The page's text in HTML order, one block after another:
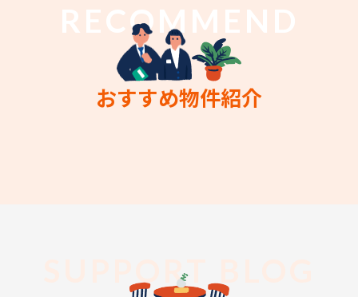
RECOMMEND
おすすめ物件紹介
SUPPORT BLOG